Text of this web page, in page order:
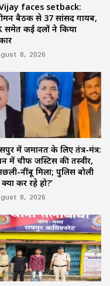
faces setback:
बैठक से 37 सांसद गायब,
समेत कई दलों ने किया
8, 2026
में जमानत के लिए तंत्र-मंत्र:
में चीफ जस्टिस की तस्वीर,
नींबू मिला; पुलिस बोली
कर रहे हो?’
8, 2026